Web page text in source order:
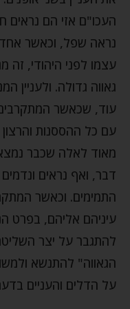
העכו"ם אזי הם נראים
נראה שפל, וכאשר אחד
עצמו לפני היהודי, זה
גאווה גדולה.
עוד, שכאשר
עם כל ההססנות
מאוד לאלה שכבר
דבר, ואף נראים
התמימים. וכאשר
עיניהם אליהם, בפרט
להתגבר על יצר
הגאווה" להתנשא
על הדלים והעניים